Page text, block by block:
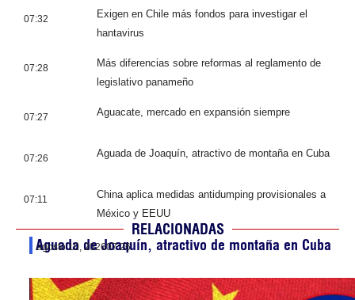
07:32
Exigen en Chile más fondos para investigar el
hantavirus
07:28
Más diferencias sobre reformas al reglamento de
legislativo panameño
07:27 Aguacate, mercado en expansión siempre
07:26 Aguada de Joaquín, atractivo de montaña en Cuba
07:11
China aplica medidas antidumping provisionales a
México y EEUU
RELACIONADAS
Aguada de Joaquín, atractivo de montaña en Cuba
agosto 10, 202607:26